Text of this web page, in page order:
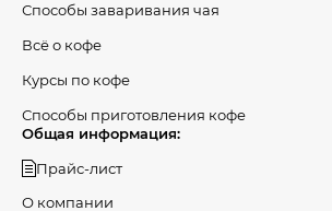
Способы заваривания чая
Всё о кофе
Курсы по кофе
Способы приготовления кофе
Общая информация:
Прайс-лист
О компании